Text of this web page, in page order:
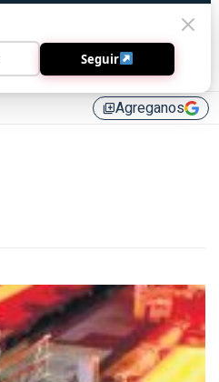
library_addAgreganos
Seguir